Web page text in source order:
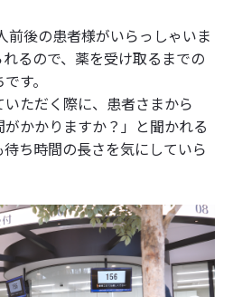
前後の患者様がいらっしゃいま
るので、薬を受け取るまでの
す。
ただく際に、患者さまから
がかかりますか？」と聞かれる
ち時間の長さを気にしていら